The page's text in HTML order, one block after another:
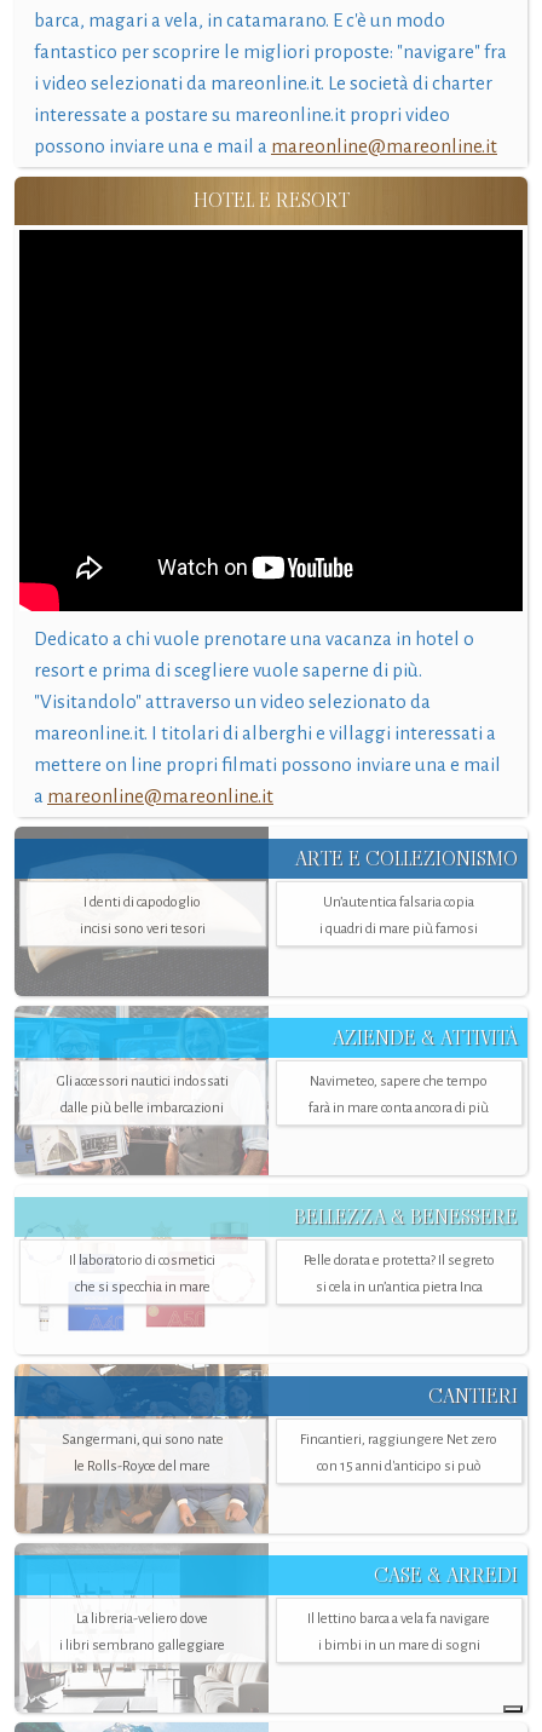
barca, magari a vela, in catamarano. E c'è un modo
fantastico per scoprire le migliori proposte: "navigare" fra
i video selezionati da mareonline.it. Le società di charter
interessate a postare su mareonline.it propri video
possono inviare una e mail a mareonline@mareonline.it
HOTEL E RESORT
Dedicato a chi vuole prenotare una vacanza in hotel o
resort e prima di scegliere vuole saperne di più.
"Visitandolo" attraverso un video selezionato da
mareonline.it. I titolari di alberghi e villaggi interessati a
mettere on line propri filmati possono inviare una e mail
a mareonline@mareonline.it
ARTE E COLLEZIONISMO
I denti di capodoglio
incisi sono veri tesori
Un’autentica falsaria copia
i quadri di mare più famosi
AZIENDE & ATTIVITÀ
Gli accessori nautici indossati
dalle più belle imbarcazioni
Navimeteo, sapere che tempo
farà in mare conta ancora di più
BELLEZZA & BENESSERE
Il laboratorio di cosmetici
che si specchia in mare
Pelle dorata e protetta? Il segreto
si cela in un’antica pietra Inca
CANTIERI
Sangermani, qui sono nate
le Rolls-Royce del mare
Fincantieri, raggiungere Net zero
con 15 anni d'anticipo si può
CASE & ARREDI
La libreria-veliero dove
i libri sembrano galleggiare
Il lettino barca a vela fa navigare
i bimbi in un mare di sogni